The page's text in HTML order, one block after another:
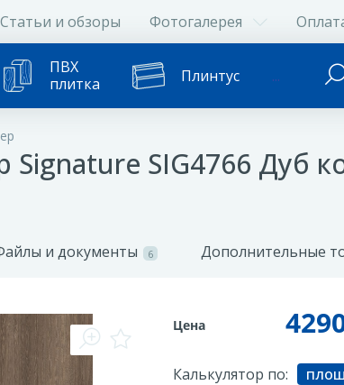
Статьи и обзоры Фотогалерея
ПВХ
плитка
Плинтус ...
Signature SIG4766 Дуб
и документы 6 Дополнительные
Цена
Калькулятор по: